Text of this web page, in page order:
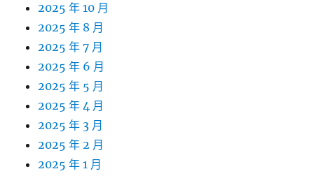
2025 年 10 月
2025 年 8 月
2025 年 7 月
2025 年 6 月
2025 年 5 月
2025 年 4 月
2025 年 3 月
2025 年 2 月
2025 年 1 月